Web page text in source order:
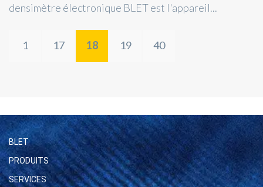
densimètre électronique BLET est l'appareil...
1 17 18 19 40
BLET
PRODUITS
SERVICES